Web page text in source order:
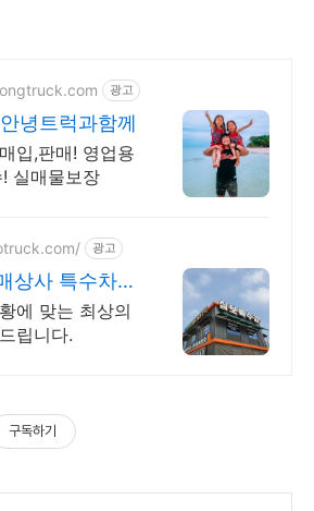
광고
녕트럭과함께
입,판매! 영업용
실매물보장
광고
상사 특수차
에 맞는 최상의
립니다.
구독하기